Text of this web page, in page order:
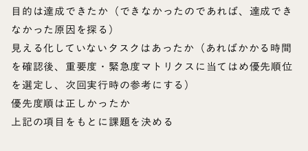
目的は達成できたか（できなかったのであれば、達成でき
なかった原因を探る）
見える化していないタスクはあったか（あればかかる時間
を確認後、重要度・緊急度マトリクスに当てはめ優先順位
を選定し、次回実行時の参考にする）
優先度順は正しかったか
上記の項目をもとに課題を決める